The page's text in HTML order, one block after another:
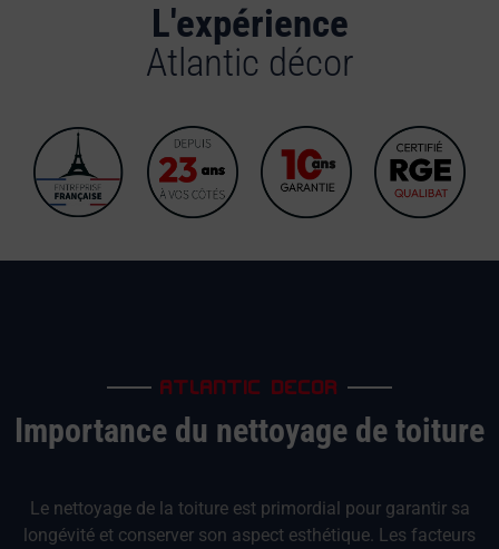
L'expérience
Atlantic décor
ATLANTIC DECOR
Importance du nettoyage de toiture
Le nettoyage de la toiture est primordial pour garantir sa
longévité et conserver son aspect esthétique. Les facteurs